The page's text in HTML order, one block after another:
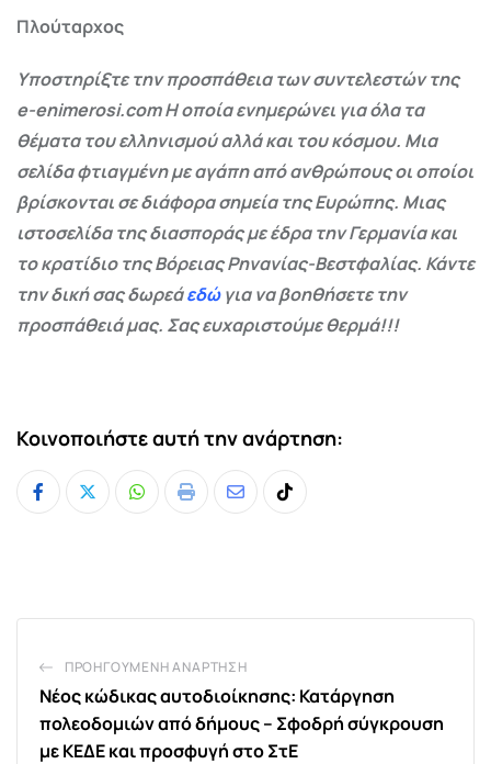
Πλούταρχος
Υποστηρίξτε την προσπάθεια των συντελεστών της
e-enimerosi.com Η οποία ενημερώνει για όλα τα
θέματα του ελληνισμού αλλά και του κόσμου. Μια
σελίδα φτιαγμένη με αγάπη από ανθρώπους οι οποίοι
βρίσκονται σε διάφορα σημεία της Ευρώπης. Μιας
ιστοσελίδα της διασποράς με έδρα την Γερμανία και
το κρατίδιο της Βόρειας Ρηνανίας-Βεστφαλίας. Κάντε
την δική σας δωρεάεδώγια να βοηθήσετε την
προσπάθειά μας. Σας ευχαριστούμε θερμά!!!
Κοινοποιήστε αυτή την ανάρτηση:
Whatsapp
Print
ShareTiktok
ΠΡΟΗΓΟΎΜΕΝΗ ΑΝΆΡΤΗΣΗ
Νέος κώδικας αυτοδιοίκησης: Κατάργηση
πολεοδομιών από δήμους – Σφοδρή σύγκρουση
με ΚΕΔΕ και προσφυγή στο ΣτΕ